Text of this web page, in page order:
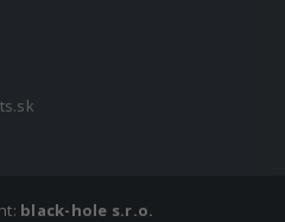
black-hole s.r.o.